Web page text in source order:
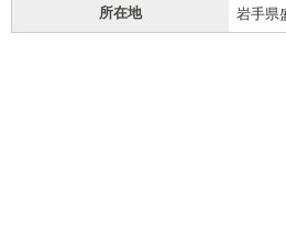
所在地 岩手県